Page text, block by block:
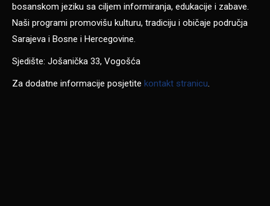
bosanskom jeziku sa ciljem informiranja, edukacije i zabave.
Naši programi promovišu kulturu, tradiciju i običaje područja
Sarajeva i Bosne i Hercegovine.
Sjedište: Jošanička 33, Vogošća
Za dodatne informacije posjetite kontakt stranicu.